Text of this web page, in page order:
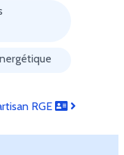
RGE